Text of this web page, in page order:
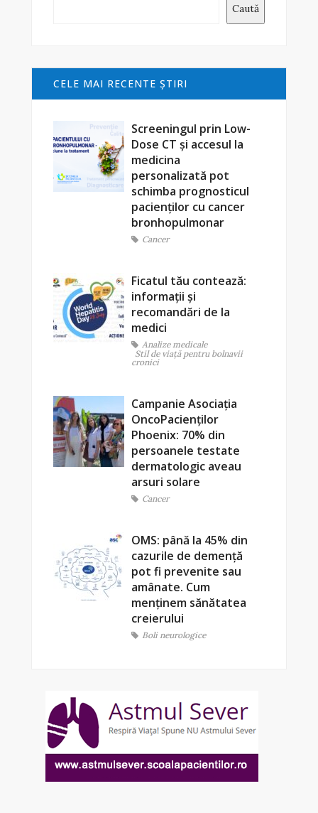
Caută
CELE MAI RECENTE ŞTIRI
Screeningul prin Low-
Dose CT și accesul la
medicina
personalizată pot
schimba prognosticul
pacienților cu cancer
bronhopulmonar
Cancer
Ficatul tău contează:
informații și
recomandări de la
medici
Analize medicale
Stil de viaţă pentru bolnavii
cronici
Campanie Asociația
OncoPacienților
Phoenix: 70% din
persoanele testate
dermatologic aveau
arsuri solare
Cancer
OMS: până la 45% din
cazurile de demență
pot fi prevenite sau
amânate. Cum
menținem sănătatea
creierului
Boli neurologice